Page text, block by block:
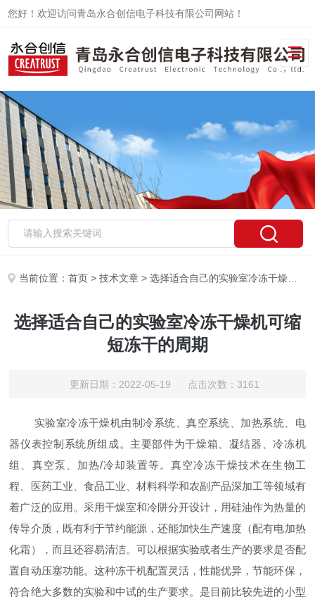
您好！欢迎访问青岛永合创信电子科技有限公司网站！
当前位置：首页 >技术文章 > 选择适合自己的实验室冷冻干燥机可缩短冻干的周期
选择适合自己的实验室冷冻干燥机可缩
短冻干的周期
更新日期：2022-05-19 点击次数：3161
实验室冷冻干燥机由制冷系统、真空系统、加热系统、电
器仪表控制系统所组成。主要部件为干燥箱、凝结器、冷冻机
组、真空泵、加热/冷却装置等。真空冷冻干燥技术在生物工
程、医药工业、食品工业、材料科学和农副产品深加工等领域有
着广泛的应用。采用干燥室和冷阱分开设计，用硅油作为热量的
传导介质，既有利于节约能源，还能加快生产速度（配有电加热
化霜），而且还容易清洁。可以根据实验或者生产的要求是否配
置自动压塞功能。这种冻干机配置灵活，性能优异，节能环保，
符合绝大多数的实验和中试的生产要求。是目前比较先进的小型